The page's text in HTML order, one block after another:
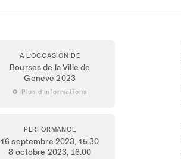
À L’OCCASION DE
Bourses de la Ville de
Genève 2023
 Plus d’informations
PERFORMANCE
16 septembre 2023, 15.30
8 octobre 2023, 16.00